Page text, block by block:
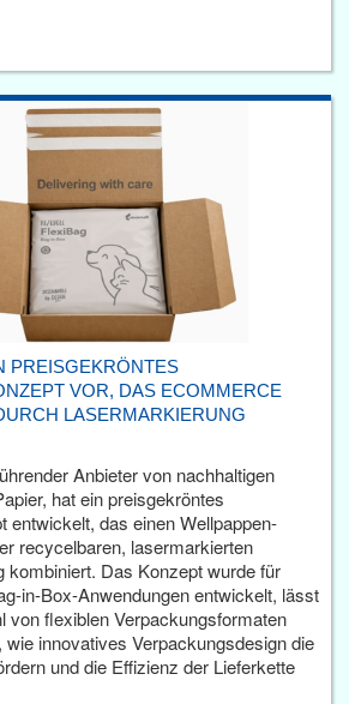
PREISGEKRÖNTES
VOR, DAS ECOMMERCE
LASERMARKIERUNG
Anbieter von nachhaltigen
hat ein preisgekröntes
entwickelt, das einen Wellpappen-
recycelbaren, lasermarkierten
kombiniert. Das Konzept wurde für
in-Box-Anwendungen entwickelt, lässt
von flexiblen Verpackungsformaten
wie innovatives Verpackungsdesign die
und die Effizienz der Lieferkette